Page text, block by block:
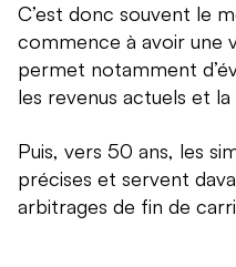
C’est donc souvent le
commence à avoir une
permet notamment
les revenus actuels et
Puis, vers 50 ans, les
précises et servent
arbitrages de fin de